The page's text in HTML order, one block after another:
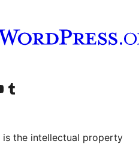
account
YouTube channel
Visit our Tumblr account
is the intellectual property